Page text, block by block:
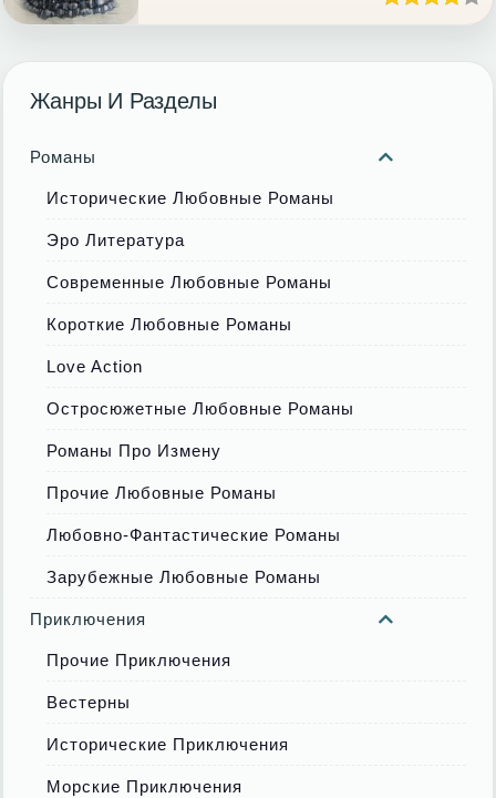
Жанры И Разделы
Романы
Исторические Любовные Романы
Эро Литература
Современные Любовные Романы
Короткие Любовные Романы
Love Action
Остросюжетные Любовные Романы
Романы Про Измену
Прочие Любовные Романы
Любовно-Фантастические Романы
Зарубежные Любовные Романы
Приключения
Прочие Приключения
Вестерны
Исторические Приключения
Морские Приключения